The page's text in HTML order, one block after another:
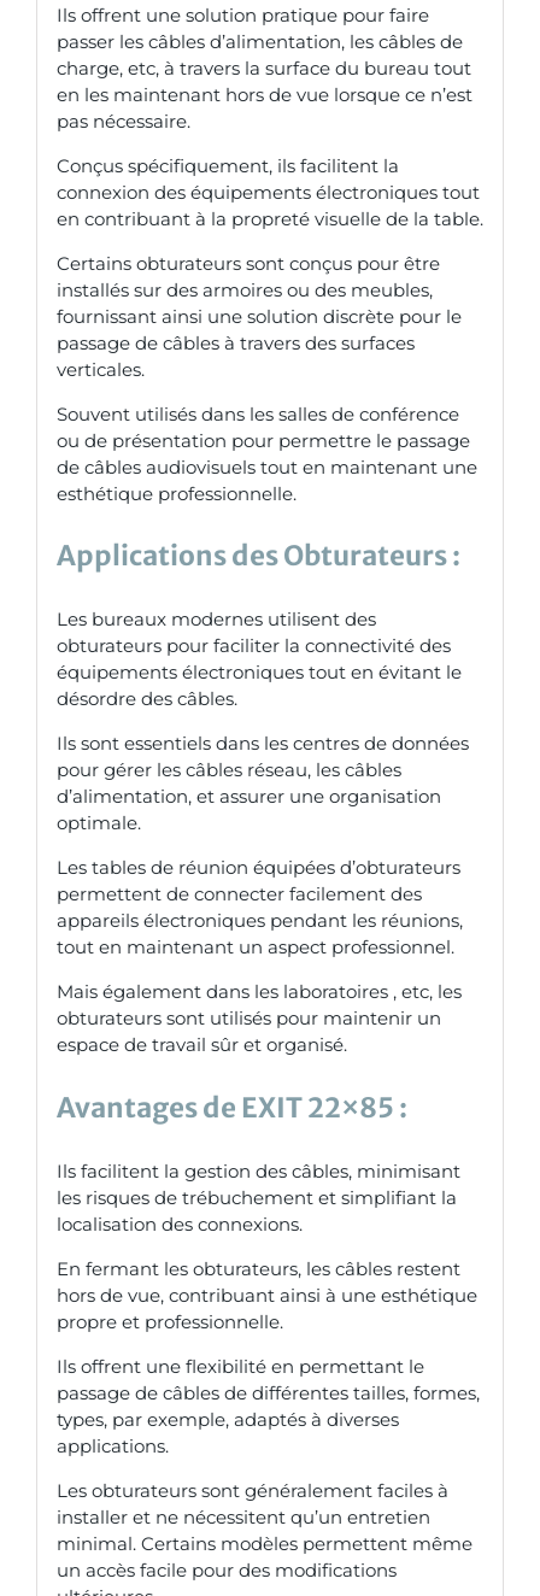
Ils offrent une solution pratique pour faire
passer les câbles d’alimentation, les câbles de
charge, etc, à travers la surface du bureau tout
en les maintenant hors de vue lorsque ce n’est
pas nécessaire.
Conçus spécifiquement, ils facilitent la
connexion des équipements électroniques tout
en contribuant à la propreté visuelle de la table.
Certains obturateurs sont conçus pour être
installés sur des armoires ou des meubles,
fournissant ainsi une solution discrète pour le
passage de câbles à travers des surfaces
verticales.
Souvent utilisés dans les salles de conférence
ou de présentation pour permettre le passage
de câbles audiovisuels tout en maintenant une
esthétique professionnelle.
Applications des Obturateurs :
Les bureaux modernes utilisent des
obturateurs pour faciliter la connectivité des
équipements électroniques tout en évitant le
désordre des câbles.
Ils sont essentiels dans les centres de données
pour gérer les câbles réseau, les câbles
d’alimentation, et assurer une organisation
optimale.
Les tables de réunion équipées d’obturateurs
permettent de connecter facilement des
appareils électroniques pendant les réunions,
tout en maintenant un aspect professionnel.
Mais également dans les laboratoires , etc, les
obturateurs sont utilisés pour maintenir un
espace de travail sûr et organisé.
Avantages de EXIT 22×85 :
Ils facilitent la gestion des câbles, minimisant
les risques de trébuchement et simplifiant la
localisation des connexions.
En fermant les obturateurs, les câbles restent
hors de vue, contribuant ainsi à une esthétique
propre et professionnelle.
Ils offrent une flexibilité en permettant le
passage de câbles de différentes tailles, formes,
types, par exemple, adaptés à diverses
applications.
Les obturateurs sont généralement faciles à
installer et ne nécessitent qu’un entretien
minimal. Certains modèles permettent même
un accès facile pour des modifications